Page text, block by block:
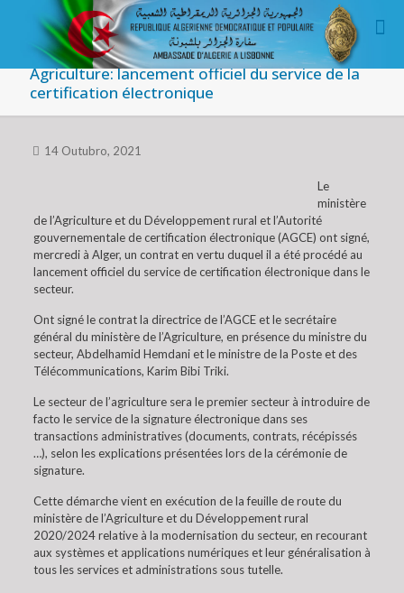
Agriculture: lancement officiel du service de la
certification électronique
14 Outubro, 2021
Le
ministère
de l’Agriculture et du Développement rural et l’Autorité
gouvernementale de certification électronique (AGCE) ont signé,
mercredi à Alger, un contrat en vertu duquel il a été procédé au
lancement officiel du service de certification électronique dans le
secteur.
Ont signé le contrat la directrice de l’AGCE et le secrétaire
général du ministère de l’Agriculture, en présence du ministre du
secteur, Abdelhamid Hemdani et le ministre de la Poste et des
Télécommunications, Karim Bibi Triki.
Le secteur de l’agriculture sera le premier secteur à introduire de
facto le service de la signature électronique dans ses
transactions administratives (documents, contrats, récépissés
…), selon les explications présentées lors de la cérémonie de
signature.
Cette démarche vient en exécution de la feuille de route du
ministère de l’Agriculture et du Développement rural
2020/2024 relative à la modernisation du secteur, en recourant
aux systèmes et applications numériques et leur généralisation à
tous les services et administrations sous tutelle.